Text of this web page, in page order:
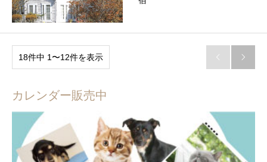
18件中 1〜12件を表示  
カレンダー販売中